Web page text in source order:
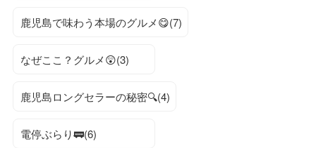
鹿児島で味わう本場のグルメ😋(7)
なぜここ？グルメ😲(3)
鹿児島ロングセラーの秘密🔍(4)
電停ぶらり🚃(6)